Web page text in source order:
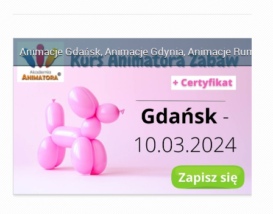
Animacje Gdańsk,Animacje Gdynia,Animacje Rumia